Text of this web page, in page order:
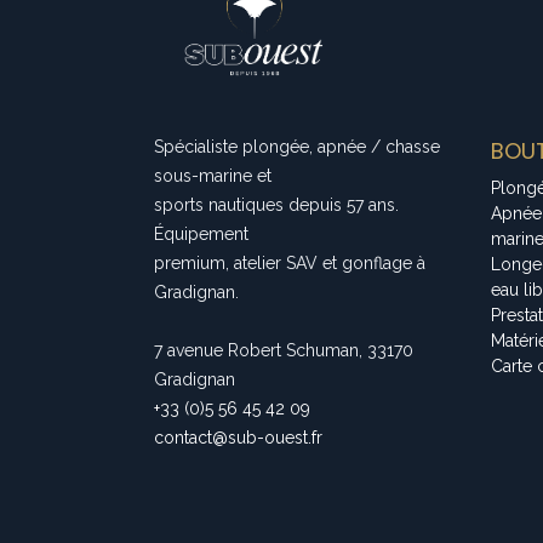
Spécialiste plongée, apnée / chasse
sous-marine et
sports nautiques depuis 57 ans.
Équipement
premium, atelier SAV et gonflage à
Gradignan.
7 avenue Robert Schuman, 33170
Gradignan
+33 (0)5 56 45 42 09
contact@sub-ouest.fr
marine
eau
Carte